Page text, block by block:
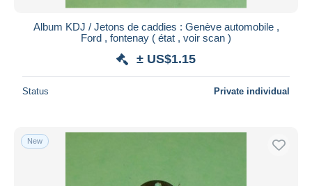
Album KDJ / Jetons de caddies : Genève automobile ,
Ford , fontenay ( état , voir scan )
± US$1.15
Status Private individual
New